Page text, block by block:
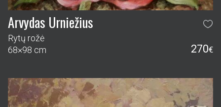
Arvydas Urniežius
Rytų rožė
68×98 cm
270€